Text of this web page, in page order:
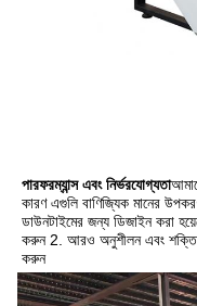
পারফরম্যান্স এবং নির্ভরযোগ্যতা
কারণ এগুলি বাণিজ্যিক মানের
ডাউনটাইমের জন্য ডিজাইন করা
করুন 2. আরও অনুশীলন এবং শক্তি
করুন